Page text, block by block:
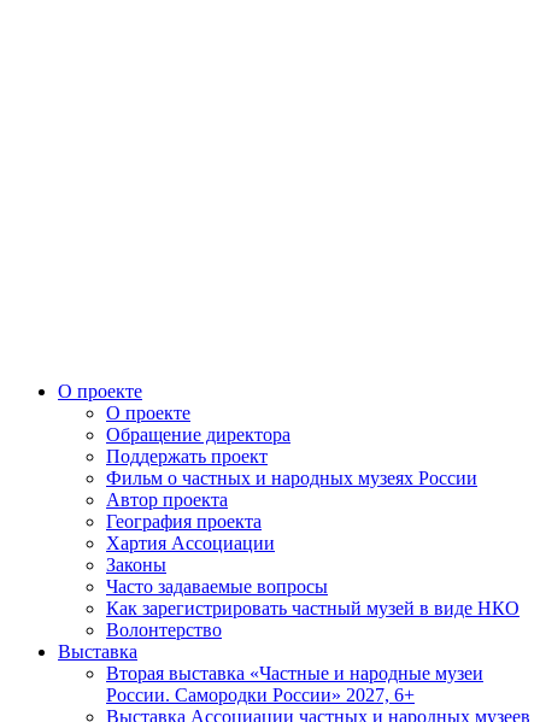
О проекте
О проекте
Обращение директора
Поддержать проект
Фильм о частных и народных музеях России
Автор проекта
География проекта
Хартия Ассоциации
Законы
Часто задаваемые вопросы
Как зарегистрировать частный музей в виде НКО
Волонтерство
Выставка
Вторая выставка «Частные и народные музеи
России. Самородки России» 2027, 6+
Выставка Ассоциации частных и народных музеев